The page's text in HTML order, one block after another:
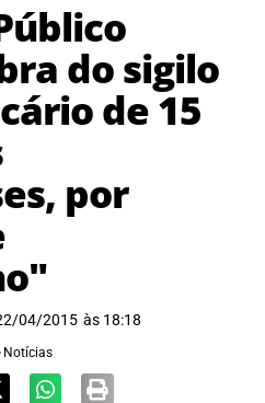
do sigilo
de 15
por
04/2015 às 18:18
Notícias